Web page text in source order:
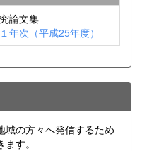
論文集
年次（平成25年度）
域の方々へ発信するため
す。